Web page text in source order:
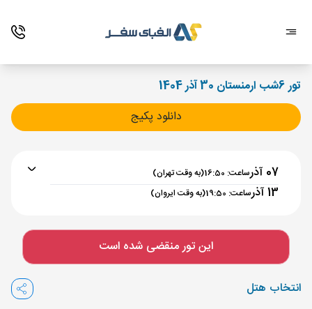
تور 6شب ارمنستان 30 آذر 1404
دانلود پکیج
07 آذر ساعت: 16:50 (به وقت تهران)
13 آذر ساعت: 19:50 (به وقت ایروان)
تهران , فرودگاه بین‌المللی امام خمینی IKA
مدت پرواز :
ایروان ,
این تور منقضی شده است
انتخاب هتل